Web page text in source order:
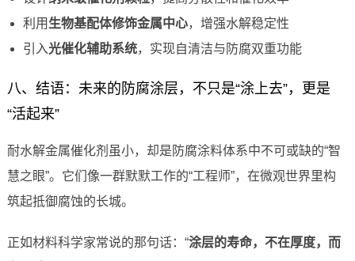
利用 生物基配体修饰金属中心，增强水解稳定性
引入光催化辅助系统，实现自清洁与防腐双重功能
八、结语：未来的防腐涂层，不只是“涂上去”，更是
“活起来”
耐水解金属催化剂虽小，却是防腐涂料体系中不可或缺的“智
慧之眼”。它们像一群默默工作的“工程师”，在微观世界里构
筑起抵御腐蚀的长城。
正如材料科学家常说的那句话：“涂层的寿命，不在厚度，而